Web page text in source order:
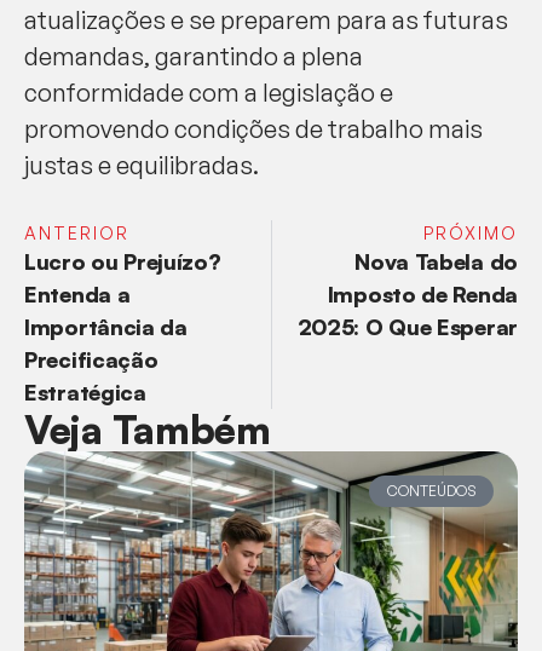
atualizações e se preparem para as futuras
demandas, garantindo a plena
conformidade com a legislação e
promovendo condições de trabalho mais
justas e equilibradas.
ANTERIOR
Lucro ou Prejuízo?
Entenda a
Importância da
Precificação
Estratégica
PRÓXIMO
Nova Tabela do
Imposto de Renda
2025: O Que Esperar
Veja Também
CONTEÚDOS